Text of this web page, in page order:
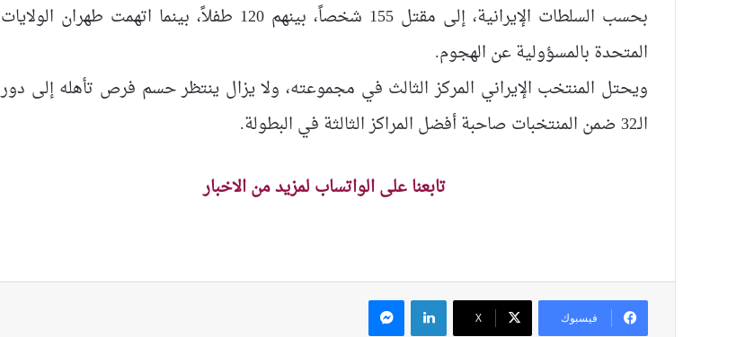
بحسب السلطات الإيرانية، إلى مقتل 155 شخصاً، بينهم 120 طفلاً، بينما اتهمت طهران الولايات
المتحدة بالمسؤولية عن الهجوم.
ويحتل المنتخب الإيراني المركز الثالث في مجموعته، ولا يزال ينتظر حسم فرص تأهله إلى دور
الـ32 ضمن المنتخبات صاحبة أفضل المراكز الثالثة في البطولة.
تابعنا على الواتساب لمزيد من الاخبار
فيسبوك ‫X
لينكدإن ماسنجر